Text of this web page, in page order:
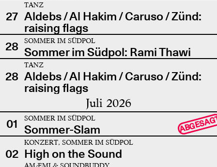
27
TANZ
Aldebs / Al Hakim / Caruso / Zünd:
raising flags
28
SOMMER IM SÜDPOL
Sommer im Südpol: Rami Thawi
28
TANZ
Aldebs / Al Hakim / Caruso / Zünd:
raising flags
Juli 2026
01 SOMMER IM SÜDPOL
Sommer-Slam
02
KONZERT, SOMMER IM SÜDPOL
High on the Sound